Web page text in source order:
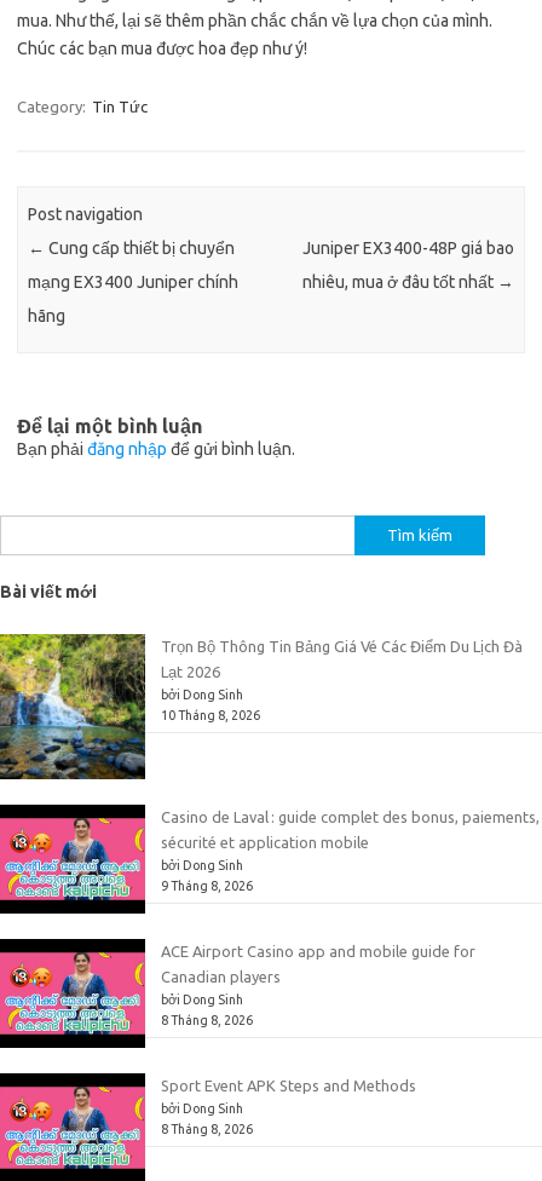
mua. Như thế, lại sẽ thêm phần chắc chắn về lựa chọn của mình.
Chúc các bạn mua được hoa đẹp như ý!
Category: Tin Tức
Post navigation
← Cung cấp thiết bị chuyển
mạng EX3400 Juniper chính
hãng
Juniper EX3400-48P giá bao
nhiêu, mua ở đâu tốt nhất →
Để lại một bình luận
Bạn phải đăng nhập để gửi bình luận.
kiếm
cho:
Bài viết mới
Trọn Bộ Thông Tin Bảng Giá Vé Các Điểm Du Lịch Đà
Lạt 2026
bởi Dong Sinh
10 Tháng 8, 2026
Casino de Laval : guide complet des bonus, paiements,
sécurité et application mobile
bởi Dong Sinh
9 Tháng 8, 2026
ACE Airport Casino app and mobile guide for
Canadian players
bởi Dong Sinh
8 Tháng 8, 2026
Sport Event APK Steps and Methods
bởi Dong Sinh
8 Tháng 8, 2026